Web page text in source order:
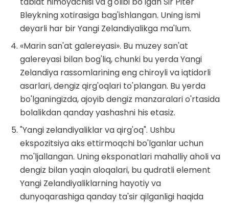
Bleykning xotirasiga bag'ishlangan. Uning ismi
deyarli har bir Yangi Zelandiyalikga ma'lum.
«Marin san'at galereyasi». Bu muzey san'at
galereyasi bilan bog'liq, chunki bu yerda Yangi
Zelandiya rassomlarining eng chiroyli va iqtidorli
asarlari, dengiz qirg'oqlari to'plangan. Bu yerda
bo'lganingizda, ajoyib dengiz manzaralari o'rtasida
bolalikdan qanday yashashni his etasiz.
"Yangi zelandiyaliklar va qirg'oq". Ushbu
ekspozitsiya aks ettirmoqchi bo'lganlar uchun
mo'ljallangan. Uning eksponatlari mahalliy aholi va
dengiz bilan yaqin aloqalari, bu qudratli element
Yangi Zelandiyaliklarning hayotiy va
dunyoqarashiga qanday ta'sir qilganligi haqida